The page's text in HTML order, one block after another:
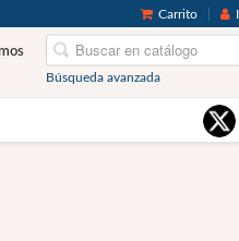
Carrito
Búsqueda avanzada